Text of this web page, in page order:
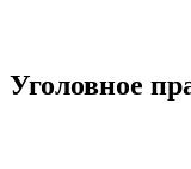
Уголовное